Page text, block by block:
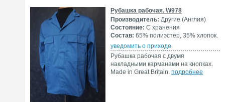
Рубашка рабочая. W978
Производитель: Другие (Англия)
Состояние: С хранения
Состав: 65% полиэстер, 35% хлопок.
уведомить о приходе
Рубашка рабочая с двумя
накладными карманами на кнопках.
Made in Great Britain. подробнее